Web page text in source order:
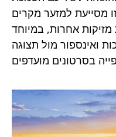
זו מסייעת למזער מקרים
אחרות, במיוחד
ואינספור מול תצוגה